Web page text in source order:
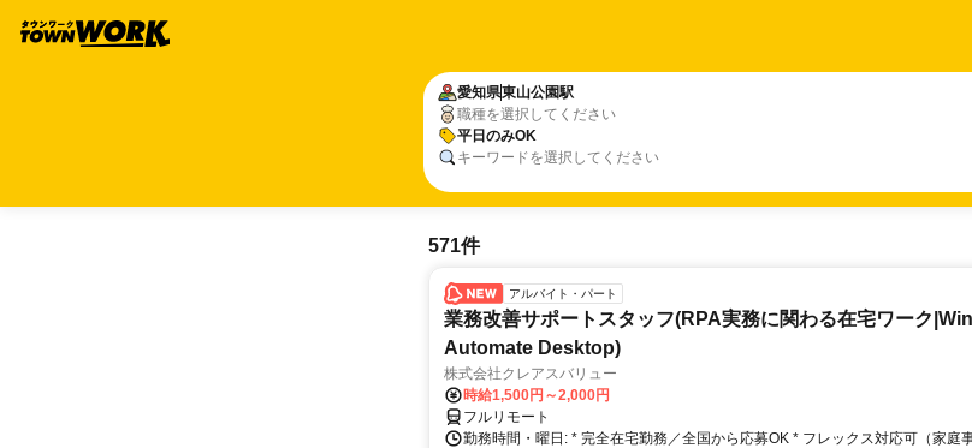
愛知県東山公園駅
職種を選択してください
平日のみOK
キーワードを選択してください
571件
アルバイト・パート
業務改善サポートスタッフ(RPA実務に関わる在宅ワーク
Automate Desktop)
株式会社クレアスバリュー
時給1,500円～2,000円
フルリモート
勤務時間・曜日: * 完全在宅勤務／全国から応募OK * フレックス対応可（家庭